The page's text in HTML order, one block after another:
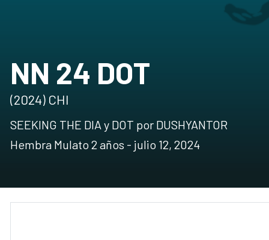
NN 24 DOT
(2024) CHI
SEEKING THE DIA y DOT por DUSHYANTOR
Hembra Mulato 2 años - julio 12, 2024